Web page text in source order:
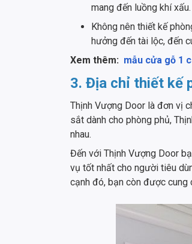
mang đến luồng khí
Không nên thiết kế
hưởng đến tài lộc, đến
Xem thêm: mẫu cửa gỗ 1
3. Địa chỉ thiết kế
Thịnh Vượng Door là đơn vị
sắt dành cho phòng phủ,
nhau.
Đến với Thịnh Vượng Door
vụ tốt nhất cho người tiêu
cạnh đó, bạn còn được cung